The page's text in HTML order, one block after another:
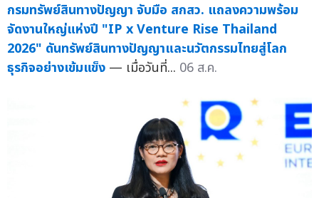
กรมทรัพย์สินทางปัญญา จับมือ สกสว. แถลงความพร้อม
จัดงานใหญ่แห่งปี "IP x Venture Rise Thailand
2026" ดันทรัพย์สินทางปัญญาและนวัตกรรมไทยสู่โลก
ธุรกิจอย่างเข้มแข็ง — เมื่อวันที่... 06 ส.ค.